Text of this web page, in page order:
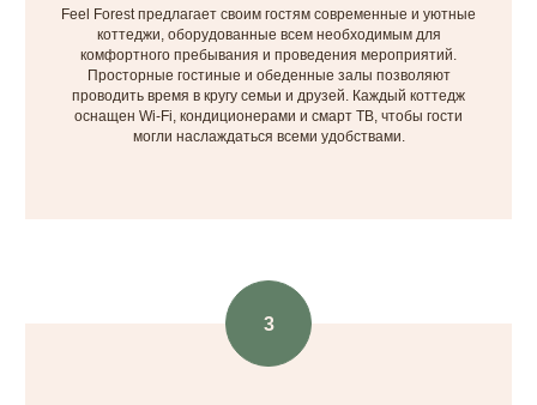
Feel Forest предлагает своим гостям современные и уютные
коттеджи, оборудованные всем необходимым для
комфортного пребывания и проведения мероприятий.
Просторные гостиные и обеденные залы позволяют
проводить время в кругу семьи и друзей. Каждый коттедж
оснащен Wi-Fi, кондиционерами и смарт ТВ, чтобы гости
могли наслаждаться всеми удобствами.